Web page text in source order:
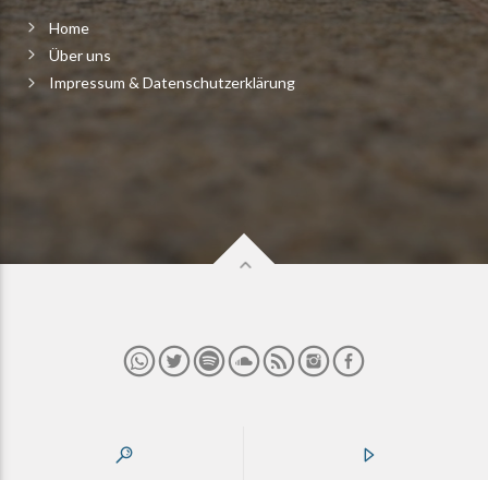
Home
Über uns
Impressum & Datenschutzerklärung